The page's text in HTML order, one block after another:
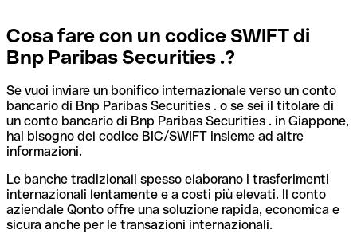
Cosa fare con un codice SWIFT di
Bnp Paribas Securities .?
Se vuoi inviare un bonifico internazionale verso un conto
bancario di Bnp Paribas Securities . o se sei il titolare di
un conto bancario di Bnp Paribas Securities . in Giappone,
hai bisogno del codice BIC/SWIFT insieme ad altre
informazioni.
Le banche tradizionali spesso elaborano i trasferimenti
internazionali lentamente e a costi più elevati. Il conto
aziendale Qonto offre una soluzione rapida, economica e
sicura anche per le transazioni internazionali.